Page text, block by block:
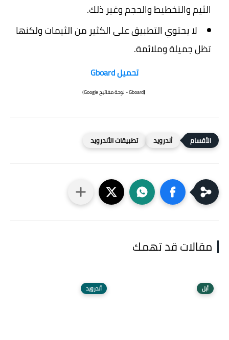
الثيم والتخطيط والحجم وغير ذلك.
لا يحتوي التطبيق على الكثير من الثيمات ولكنها
تظل جميلة وملائمة.
تحميل Gboard
(
‏Gboard - لوحة مفاتيح Google)
أندرويد تطبيقات الأندرويد
مقالات قد تهمك
أبل أندرويد